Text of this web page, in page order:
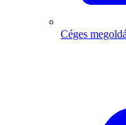
Céges